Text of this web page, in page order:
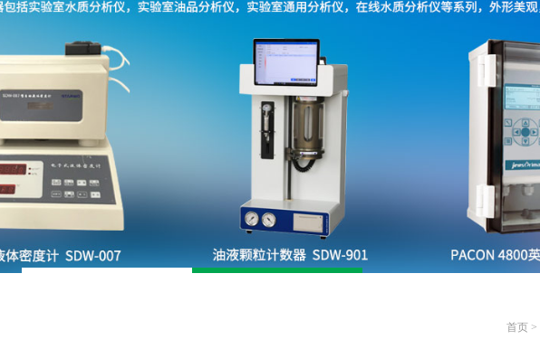
首页 >